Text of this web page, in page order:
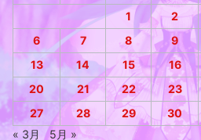
1
2
6
7 8 9
13
14 15 16
20
21 22 23
27
28 29
30
« 3月
5月 »